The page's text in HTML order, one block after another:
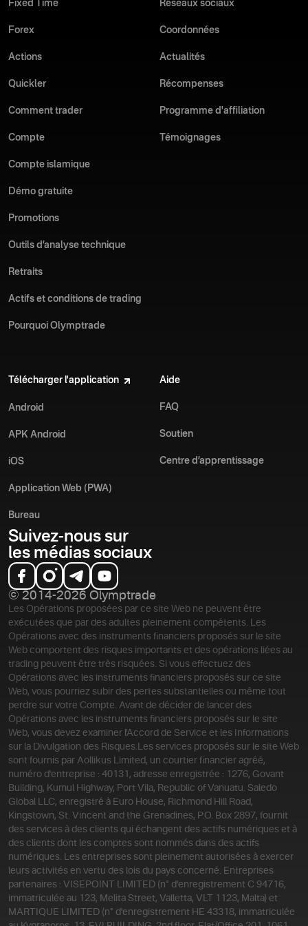
Fixed Time
Forex
Actions
Quickler
Comment trader
Compte
Compte islamique
Démo gratuite
Promotions
Outils d’analyse technique
Retraits
Actifs et conditions de trading
Pourquoi Olymptrade
Réseaux sociaux
Coordonnées
Actualités
Récompenses
Programme d'affiliation
Témoignages
Télécharger l'application
Android
APK Android
iOS
Application Web (PWA)
Bureau
Aide
FAQ
Soutien
Centre d’apprentissage
Suivez-nous sur
les médias sociaux
© 2014-2026 Olymptrade
Les Opérations proposées par ce site Web ne peuvent être
exécutées que par des adultes pleinement compétents. Les
Opérations avec des instruments financiers proposés sur le site
Web comportent des risques importants et des opérations liées au
trading peuvent être très risquées. Si vous effectuez des
Opérations avec les instruments financiers proposés sur ce site
Web, vous pourriez subir des pertes substantielles ou même tout
perdre sur votre Compte. Avant de décider de lancer des
Opérations avec les instruments financiers proposés sur le site
Web, vous devez examiner l'Accord de Service et les Informations
sur la Divulgation des Risques. Les services proposés sur le site Web
sont fournis par Aollikus Limited, un courtier financier agréé,
numéro d'entreprise : 40131, adresse enregistrée : 1276, Govant
Building, Kumul Highway, Port Vila, Republic of Vanuatu. Saledo
Global LLC, enregistré à Euro House, Richmond Hill Road,
Kingstown, St. Vincent and the Grenadines, P.O. Box 2897, fournit
des services à des clients qui échangent des actifs numériques et à
des clients dont les comptes sont nommés dans des actifs
numériques. Les entreprises sont pleinement autorisées à exercer
leurs activités en vertu des lois du pays concerné. Entreprises
partenaires : VISEPOINT LIMITED (n° d'enregistrement C 94716,
immatriculée au 123, Melita Street, Valletta, VLT 1123, Malta) et
MARTIQUE LIMITED (n° d'enregistrement HE 43318, immatriculée